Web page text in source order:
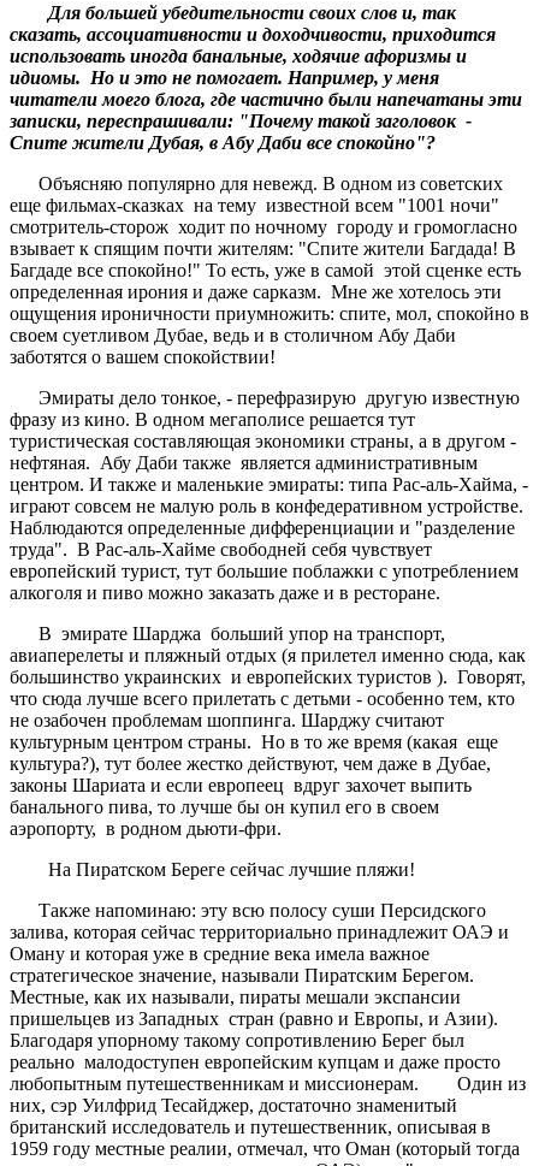
Для большей убедительности своих слов и, так
сказать, ассоциативности и доходчивости, приходится
использовать иногда банальные, ходячие афоризмы и
идиомы. Но и это не помогает. Например, у меня
читатели моего блога, где частично были напечатаны эти
записки, переспрашивали: "Почему такой заголовок -
Спите жители Дубая, в Абу Даби все спокойно"?
Объясняю популярно для невежд. В одном из советских
еще фильмах-сказках на тему известной всем "1001 ночи"
смотритель-сторож ходит по ночному городу и громогласно
взывает к спящим почти жителям: "Спите жители Багдада! В
Багдаде все спокойно!" То есть, уже в самой этой сценке есть
определенная ирония и даже сарказм. Мне же хотелось эти
ощущения ироничности приумножить: спите, мол, спокойно в
своем суетливом Дубае, ведь и в столичном Абу Даби
заботятся о вашем спокойствии!
Эмираты дело тонкое, - перефразирую другую известную
фразу из кино. В одном мегаполисе решается тут
туристическая составляющая экономики страны, а в другом -
нефтяная. Абу Даби также является административным
центром. И также и маленькие эмираты: типа Рас-аль-Хайма, -
играют совсем не малую роль в конфедеративном устройстве.
Наблюдаются определенные дифференциации и "разделение
труда". В Рас-аль-Хайме свободней себя чувствует
европейский турист, тут большие поблажки с употреблением
алкоголя и пиво можно заказать даже и в ресторане.
В эмирате Шарджа больший упор на транспорт,
авиаперелеты и пляжный отдых (я прилетел именно сюда, как
большинство украинских и европейских туристов ). Говорят,
что сюда лучше всего прилетать с детьми - особенно тем, кто
не озабочен проблемам шоппинга. Шарджу считают
культурным центром страны. Но в то же время (какая еще
культура?), тут более жестко действуют, чем даже в Дубае,
законы Шариата и если европеец вдруг захочет выпить
банального пива, то лучше бы он купил его в своем
аэропорту, в родном дьюти-фри.
На Пиратском Береге сейчас лучшие пляжи!
Также напоминаю: эту всю полосу суши Персидского
залива, которая сейчас территориально принадлежит ОАЭ и
Оману и которая уже в средние века имела важное
стратегическое значение, называли Пиратским Берегом.
Местные, как их называли, пираты мешали экспансии
пришельцев из Западных стран (равно и Европы, и Азии).
Благодаря упорному такому сопротивлению Берег был
реально малодоступен европейским купцам и даже просто
любопытным путешественникам и миссионерам. Один из
них, сэр Уилфрид Тесайджер, достаточно знаменитый
британский исследователь и путешественник, описывая в
1959 году местные реалии, отмечал, что Оман (который тогда